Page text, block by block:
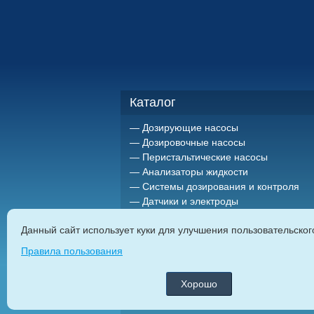
Каталог
Дозирующие насосы
Дозировочные насосы
Перистальтические насосы
Анализаторы жидкости
Системы дозирования и контроля
Датчики и электроды
Миксеры (мешалки)
химреагентов
Данный сайт использует куки для улучшения
Правила пользования
Хорошо